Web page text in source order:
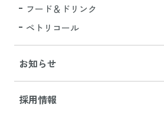
フード＆ドリンク
ペトリコール
お知らせ
採用情報